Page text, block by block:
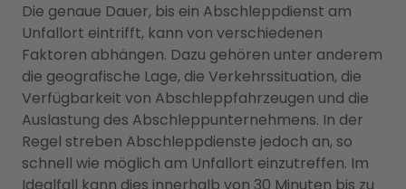
Die genaue Dauer, bis ein Abschleppdienst am
Unfallort eintrifft, kann von verschiedenen
Faktoren abhängen. Dazu gehören unter anderem
die geografische Lage, die Verkehrssituation, die
Verfügbarkeit von Abschleppfahrzeugen und die
Auslastung des Abschleppunternehmens. In der
Regel streben Abschleppdienste jedoch an, so
schnell wie möglich am Unfallort einzutreffen. Im